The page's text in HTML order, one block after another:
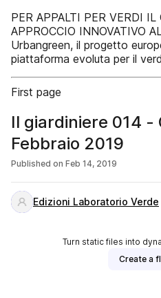
PER APPALTI PER VERDI
APPROCCIO INNOVATIVO
Urbangreen, il progetto
piattaforma evoluta per il
First page
Il giardiniere 014 -
Febbraio 2019
Published on Feb 14, 2019
Edizioni Laboratorio Verde
Turn static files into
Create a